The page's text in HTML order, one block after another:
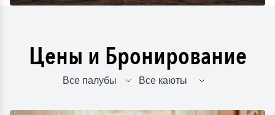
Цены и Бронирование